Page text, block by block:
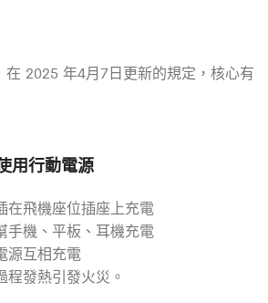
在 2025 年4月7日更新的規定，核心有
用行動電源
在飛機座位插座上充電
手機、平板、耳機充電
源互相充電
發熱引發火災。